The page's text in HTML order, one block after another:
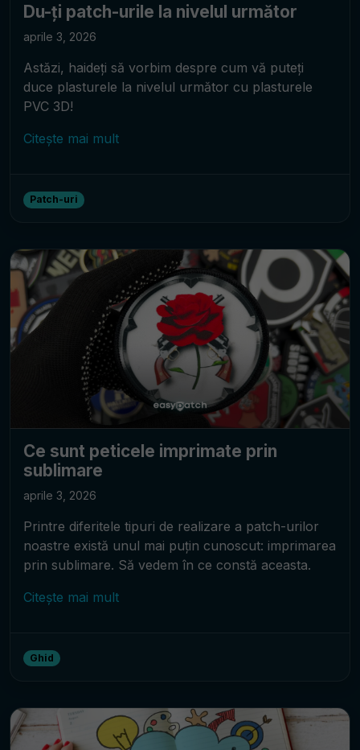
Du-ți patch-urile la nivelul următor
aprile 3, 2026
Astăzi, haideți să vorbim despre cum vă puteți
duce plasturele la nivelul următor cu plasturele
PVC 3D!
Citește mai mult
Patch-uri
Ce sunt peticele imprimate prin
sublimare
aprile 3, 2026
Printre diferitele tipuri de realizare a patch-urilor
noastre există unul mai puțin cunoscut: imprimarea
prin sublimare. Să vedem în ce constă aceasta.
Citește mai mult
Ghid